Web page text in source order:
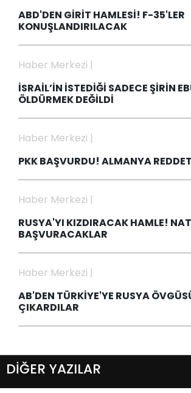
ABD'DEN GİRİT HAMLESİ! F-35'LER
KONUŞLANDIRILACAK
Haber Merkezi |
İSRAİL’İN İSTEDİĞİ SADECE ŞİRİN
ÖLDÜRMEK DEĞİLDİ
Haber Merkezi |
PKK BAŞVURDU! ALMANYA
Haber Merkezi |
RUSYA'YI KIZDIRACAK HAMLE!
BAŞVURACAKLAR
Haber Merkezi |
AB'DEN TÜRKİYE'YE RUSYA
ÇIKARDILAR
DİĞER YAZILAR